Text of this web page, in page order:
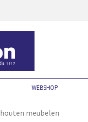
WEBSHOP
meubelen